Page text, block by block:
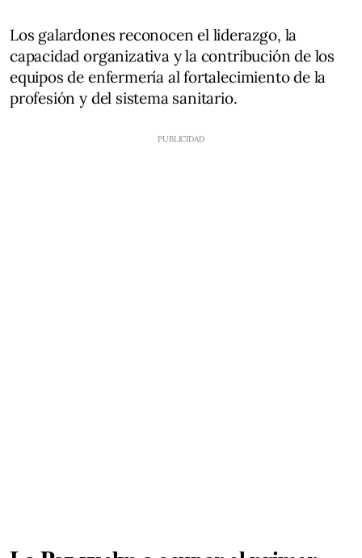
Los galardones reconocen el liderazgo, la
capacidad organizativa y la contribución de los
equipos de enfermería al fortalecimiento de la
profesión y del sistema sanitario.